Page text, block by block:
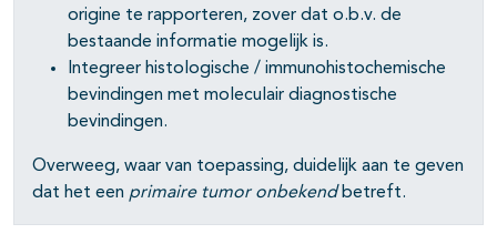
origine te rapporteren, zover dat o.b.v. de
bestaande informatie mogelijk is.
Integreer histologische / immunohistochemische
bevindingen met moleculair diagnostische
bevindingen.
Overweeg, waar van toepassing, duidelijk aan te geven
dat het een primaire tumor onbekendbetreft.